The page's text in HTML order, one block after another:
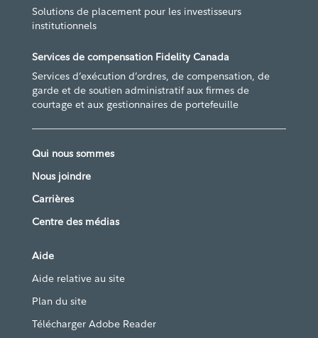
Solutions de placement pour les investisseurs
institutionnels
Services de compensation Fidelity Canada
Services d’exécution d’ordres, de compensation, de
garde et de soutien administratif aux firmes de
courtage et aux gestionnaires de portefeuille
Qui nous sommes
Nous joindre
Carrières
Centre des médias
Aide
Aide relative au site
Plan du site
Télécharger Adobe Reader